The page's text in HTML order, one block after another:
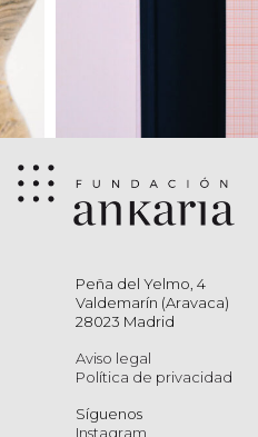
Peña del Yelmo, 4
Valdemarín (Aravaca)
28023 Madrid
Aviso legal
Política de privacidad
Síguenos
Instagram